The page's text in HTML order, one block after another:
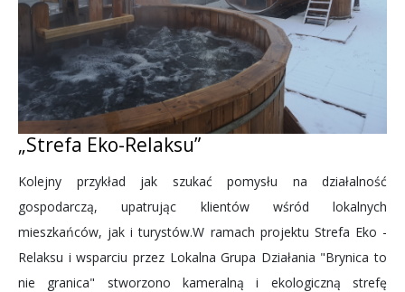
„Strefa Eko-Relaksu”
Kolejny przykład jak szukać pomysłu na działalność
gospodarczą, upatrując klientów wśród lokalnych
mieszkańców, jak i turystów.W ramach projektu Strefa Eko -
Relaksu i wsparciu przez Lokalna Grupa Działania "Brynica to
nie granica" stworzono kameralną i ekologiczną strefę